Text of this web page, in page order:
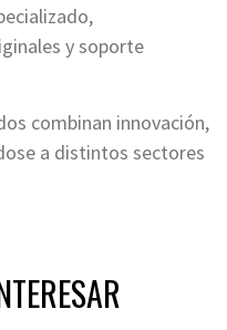
y soporte
combinan innovación,
a distintos sectores